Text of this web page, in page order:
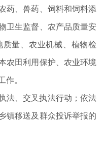
药、兽药、饲料和饲料添
卫生监督、农产品质量安
量、农业机械、植物检
农田利用保护、农业环境
。
法、交叉执法行动；依法
镇移送及群众投诉举报的